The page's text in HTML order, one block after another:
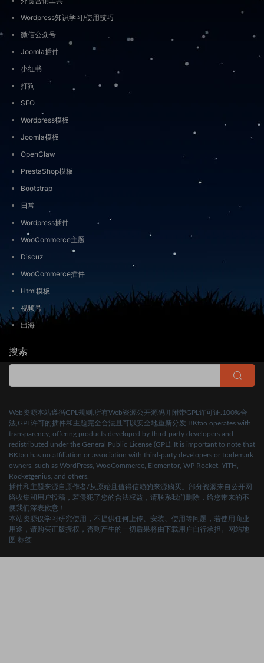
Wordpress知识学习/使用技巧
微信公众号
Joomla插件
小红书
打狗
SEO
Wordpress模板
Joomla模板
OpenClaw
PrestaShop模板
Bootstrap
日常
Wordpress插件
WooCommerce主题
Discuz
WooCommerce插件
Html模板
视频号
出海
搜索
Web资源本站遵循GPL规则,所有Web资源公开源码并附带GPL许可证.100%合
法,GPL许可的插件和主题完全合法且可以安全地重新分发.BKtao operates with
transparency, offering products developed by third-party developers and
redistributed under the General Public License (GPL). It is important to note that
BKtao has no affiliation or association with third-party developers or trademark
owners, such as WordPress, WooCommerce, Elementor, WP Rocket, YITH,
Rocketgenius, and others.
插件和主题来源自原作者/从原始且值得信赖的来源购买。部分资源来自公开网
络收集和用户投稿，若侵犯了您的合法权益，请联系我们删除，给您带来的不
便我们深表歉意！
本站资源仅学习研究使用，不提供任何上传、安装、使用等问题，若使用商业
用途，请购买正版授权，否则产生的一切后果将由下载用户自行承担。
网站地
图 标签